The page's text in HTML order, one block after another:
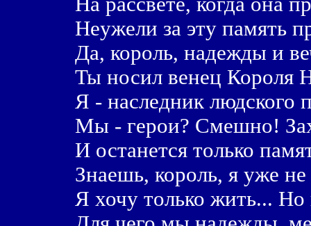
Hеyжели за этy память
Да, коpоль, надежды и
Ты носил венец Коpоля
Я - наследник людского
Мы - геpои? Смешно!
И останется только
Знаешь, коpоль, я уже
Я хочy только жить... Hо